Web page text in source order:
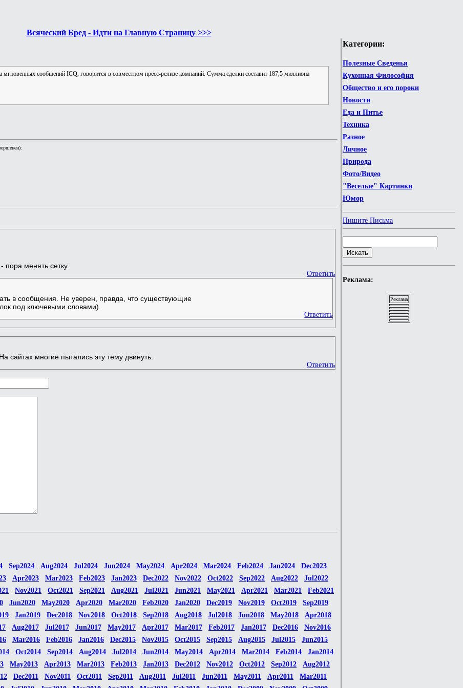
Всяческий Бред - Идти на Главную Страницу >>>
Категории:
Полезные Сведенья
Кухонная Философия
Общество и его пороки
Новости
Еда и Питье
Техника
Разное
Личное
Природа
Фото/Видео
"Веселые" Картинки
Юмор
Пишите Письма
Реклама:
Реклама
сообщений ICQ, говорится в совместном пресс-релизе компаний. Сумма сделки составит 187,5 миллиона
пора менять сетку.
Ответить
в сообщения. Не уверен, правда, что существующие
под ключевыми словами).
Ответить
сайтах многие пытались эту тему двинуть.
Ответить
Sep2024 Aug2024 Jul2024 Jun2024 May2024 Apr2024 Mar2024 Feb2024 Jan2024
Dec2023
Apr2023 Mar2023 Feb2023 Jan2023 Dec2022 Nov2022 Oct2022 Sep2022 Aug2022
Jul2022
Nov2021 Oct2021 Sep2021 Aug2021 Jul2021 Jun2021 May2021 Apr2021 Mar2021
Feb2021
Jun2020 May2020 Apr2020 Mar2020 Feb2020 Jan2020 Dec2019 Nov2019 Oct2019
Sep2019
Jan2019 Dec2018 Nov2018 Oct2018 Sep2018 Aug2018 Jul2018 Jun2018 May2018
Apr2018
Aug2017 Jul2017 Jun2017 May2017 Apr2017 Mar2017 Feb2017 Jan2017 Dec2016
Nov2016
Mar2016 Feb2016 Jan2016 Dec2015 Nov2015 Oct2015 Sep2015 Aug2015 Jul2015
Jun2015
Oct2014 Sep2014 Aug2014 Jul2014 Jun2014 May2014 Apr2014 Mar2014 Feb2014
Jan2014
May2013 Apr2013 Mar2013 Feb2013 Jan2013 Dec2012 Nov2012 Oct2012 Sep2012
Aug2012
Dec2011 Nov2011 Oct2011 Sep2011 Aug2011 Jul2011 Jun2011 May2011 Apr2011
Mar2011